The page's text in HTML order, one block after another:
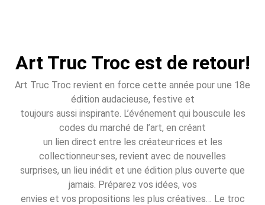
Art Truc Troc est de retour!
Art Truc Troc revient en force cette année pour une 18e
édition audacieuse, festive et
toujours aussi inspirante. L’événement qui bouscule les
codes du marché de l’art, en créant
un lien direct entre les créateur·rices et les
collectionneur·ses, revient avec de nouvelles
surprises, un lieu inédit et une édition plus ouverte que
jamais. Préparez vos idées, vos
envies et vos propositions les plus créatives… Le troc